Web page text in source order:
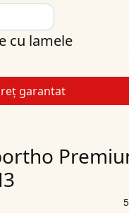
cu lamele
garantat